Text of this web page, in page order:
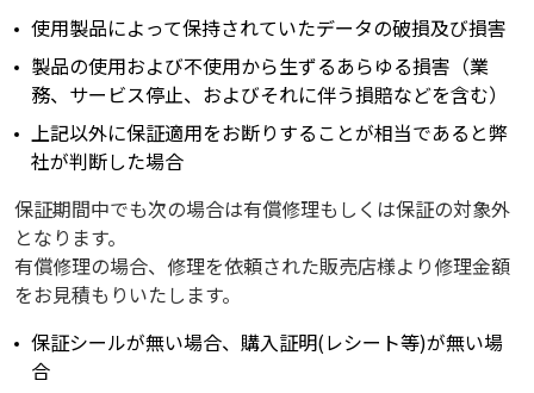
使用製品によって保持されていたデータの破損及び損害
製品の使用および不使用から生ずるあらゆる損害（業
務、サービス停止、およびそれに伴う損賠などを含む）
上記以外に保証適用をお断りすることが相当であると弊
社が判断した場合
保証期間中でも次の場合は有償修理もしくは保証の対象外
となります。
有償修理の場合、修理を依頼された販売店様より修理金額
をお見積もりいたします。
保証シールが無い場合、購入証明(レシート等)が無い場
合